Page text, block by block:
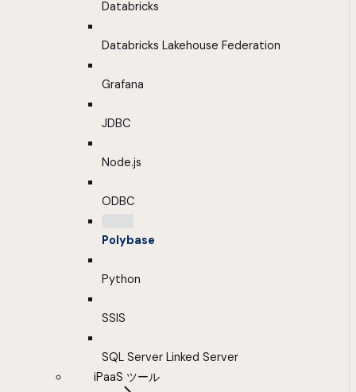
Databricks
Databricks Lakehouse Federation
Grafana
JDBC
Node.js
ODBC
Polybase
Python
SSIS
SQL Server Linked Server
iPaaS ツール